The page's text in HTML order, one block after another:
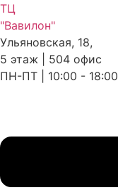
ТЦ
"Вавилон"
Ульяновская, 18,
5 этаж | 504 офис
ПН-ПТ | 10:00 - 18:00